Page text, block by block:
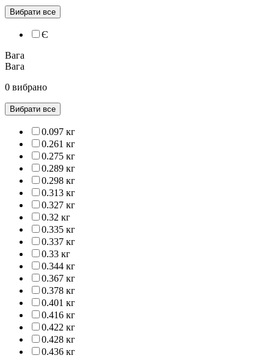
Вибрати все
Є
Вага
Вага
0 вибрано
Вибрати все
0.097 кг
0.261 кг
0.275 кг
0.289 кг
0.298 кг
0.313 кг
0.327 кг
0.32 кг
0.335 кг
0.337 кг
0.33 кг
0.344 кг
0.367 кг
0.378 кг
0.401 кг
0.416 кг
0.422 кг
0.428 кг
0.436 кг